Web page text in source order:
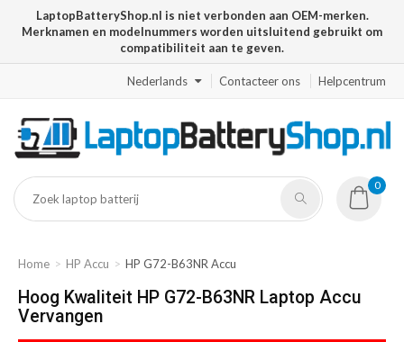
LaptopBatteryShop.nl is niet verbonden aan OEM-merken.
Merknamen en modelnummers worden uitsluitend gebruikt om
compatibiliteit aan te geven.
Nederlands Contacteer ons Helpcentrum
0
Home HP Accu HP G72-B63NR Accu
Hoog Kwaliteit HP G72-B63NR Laptop Accu
Vervangen